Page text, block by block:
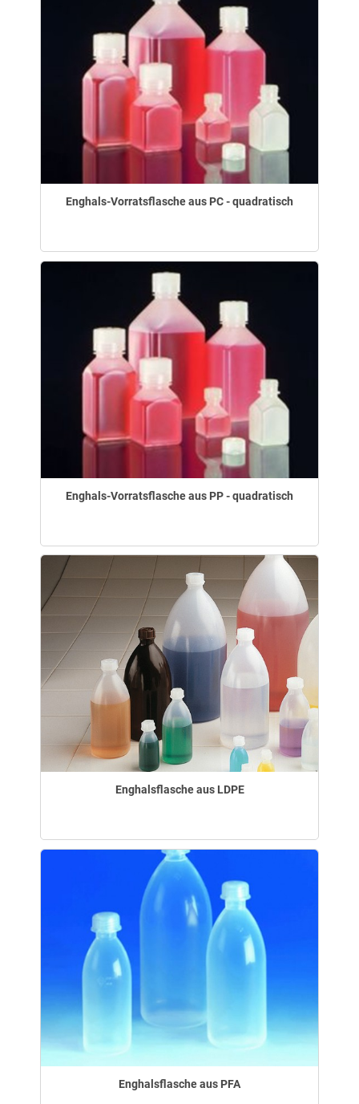
Enghals-Vorratsflasche aus PC - quadratisch
Enghals-Vorratsflasche aus PP - quadratisch
Enghalsflasche aus LDPE
Enghalsflasche aus PFA